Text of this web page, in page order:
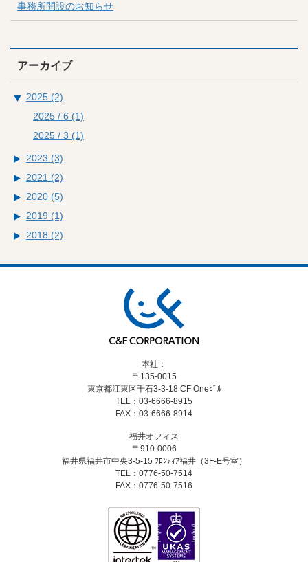
事務所開設のお知らせ
アーカイブ
2025 (2)
2025 / 6 (1)
2025 / 3 (1)
2023 (3)
2021 (2)
2020 (5)
2019 (1)
2018 (2)
本社：
〒135-0015
東京都江東区千石3-3-18CF Oneﾋﾞﾙ
TEL：03-6666-8915
FAX：03-6666-8914
福井オフィス
〒910-0006
福井県福井市中央3-5-15 ﾌﾛﾝﾃｨｱ福井（3F-E号室）
TEL：0776-50-7514
FAX：0776-50-7516